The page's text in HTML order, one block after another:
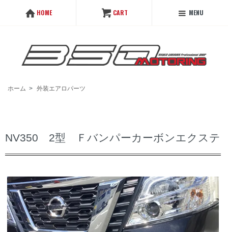
HOME CART MENU
ホーム > 外装エアロパーツ
NV350 2型 Ｆバンパーカーボンエクステ